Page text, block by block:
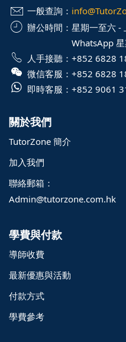
一般查詢：
辦公時間： 星期一至六 -
WhatsApp
人手接聽： +852 6828
微信客服： +852 6828
即時客服： +852 9061
關於我們
TutorZone 簡介
加入我們
聯絡郵箱：
Admin@tutorzone.com.hk
學費與付款
導師收費
最新優惠與活動
付款方式
學費參考